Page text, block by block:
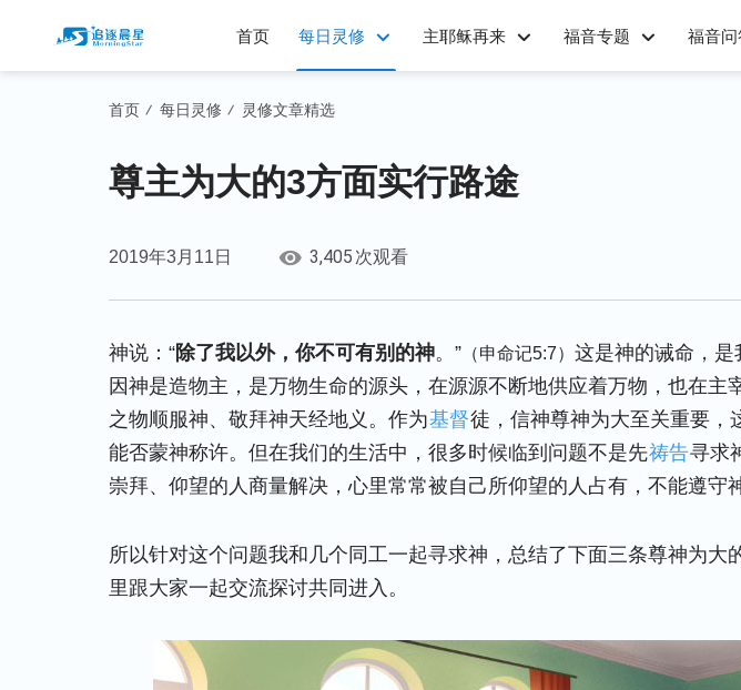
首页 每日灵修 主耶稣再来 福音专题 福音问
首页 / 每日灵修 / 灵修文章精选
尊主为大的3方面实行路途
2019年3月11日 3,405 次观看
神说：“除了我以外，你不可有别的神。” （申命记5:7） 这是神的诫命，是
因神是造物主，是万物生命的源头，在源源不断地供应着万物，也在主
之物顺服神、敬拜神天经地义。作为基督徒，信神尊神为大至关重要，
能否蒙神称许。但在我们的生活中，很多时候临到问题不是先祷告寻求
崇拜、仰望的人商量解决，心里常常被自己所仰望的人占有，不能遵守
所以针对这个问题我和几个同工一起寻求神，总结了下面三条尊神为大
里跟大家一起交流探讨共同进入。